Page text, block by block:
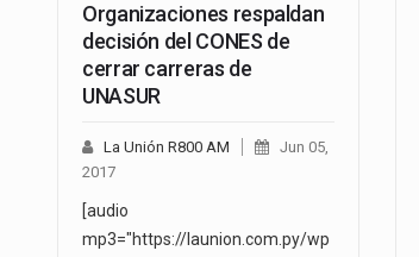
Organizaciones respaldan
decisión del CONES de
cerrar carreras de
UNASUR
La Unión R800 AM
Jun 05,
2017
[audio
mp3="https://launion.com.py/wp